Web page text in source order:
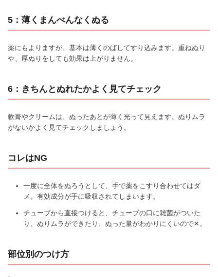
5：薄くまんべんなくぬる
薬にもよりますが、基本は薄くのばしてすり込みます。重ねぬり
や、厚ぬりをしても効果は上がりません。
6：きちんとぬれたかよく見てチェック
軟膏やクリームは、ぬったあとが薄く光って見えます。ぬりムラ
がないかよく見てチェックしましょう。
コレはNG
一度に全体をぬろうとして、手で薬をこすり合わせてはダ
メ。有効成分が手に吸収されてしまいます。
チューブから直接つけると、チューブの口に雑菌がついた
り、ぬりムラができたり、ぬった量がわかりにくいので✕。
部位別のつけ方